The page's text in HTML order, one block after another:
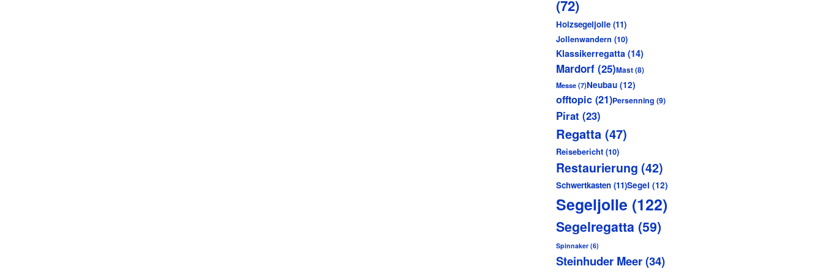
(72)
Holzsegeljolle (11)
Jollenwandern (10)
Klassikerregatta (14)
Mardorf (25)Mast(8)
Messe(7)Neubau (12)
offtopic (21)Persenning (9)
Pirat (23)
Regatta (47)
Reisebericht (10)
Restaurierung (42)
Schwertkasten (11)Segel (12)
Segeljolle (122)
Segelregatta (59)
Spinnaker (6)
Steinhuder Meer(34)